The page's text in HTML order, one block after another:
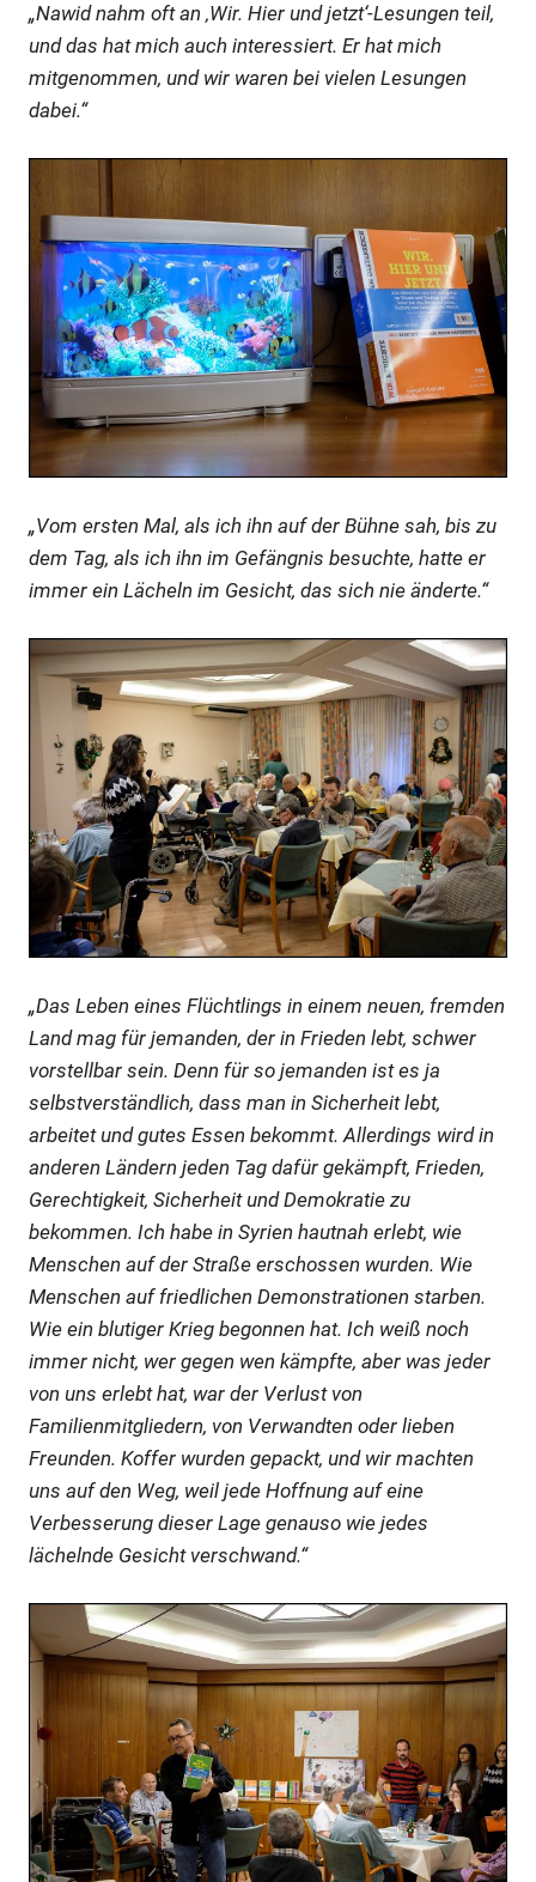
„Nawid nahm oft an ‚Wir. Hier und jetzt‘-Lesungen teil,
und das hat mich auch interessiert. Er hat mich
mitgenommen, und wir waren bei vielen Lesungen
dabei.“
„Vom ersten Mal, als ich ihn auf der Bühne sah, bis zu
dem Tag, als ich ihn im Gefängnis besuchte, hatte er
immer ein Lächeln im Gesicht, das sich nie änderte.“
„Das Leben eines Flüchtlings in einem neuen, fremden
Land mag für jemanden, der in Frieden lebt, schwer
vorstellbar sein. Denn für so jemanden ist es ja
selbstverständlich, dass man in Sicherheit lebt,
arbeitet und gutes Essen bekommt. Allerdings wird in
anderen Ländern jeden Tag dafür gekämpft, Frieden,
Gerechtigkeit, Sicherheit und Demokratie zu
bekommen. Ich habe in Syrien hautnah erlebt, wie
Menschen auf der Straße erschossen wurden. Wie
Menschen auf friedlichen Demonstrationen starben.
Wie ein blutiger Krieg begonnen hat. Ich weiß noch
immer nicht, wer gegen wen kämpfte, aber was jeder
von uns erlebt hat, war der Verlust von
Familienmitgliedern, von Verwandten oder lieben
Freunden. Koffer wurden gepackt, und wir machten
uns auf den Weg, weil jede Hoffnung auf eine
Verbesserung dieser Lage genauso wie jedes
lächelnde Gesicht verschwand.“